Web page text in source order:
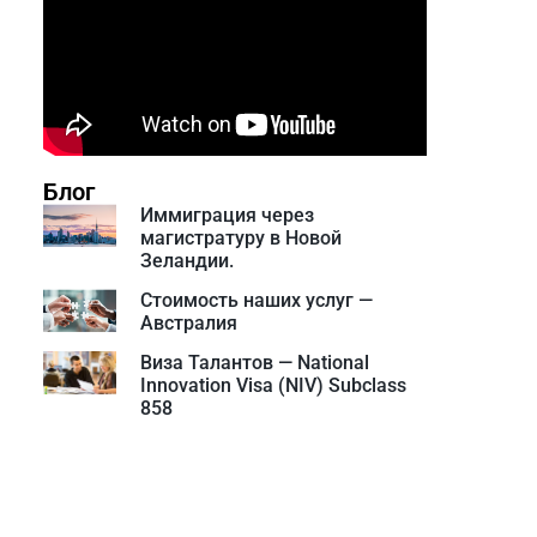
Блог
Иммиграция через
магистратуру в Новой
Зеландии.
Стоимость наших услуг —
Австралия
Виза Талантов — National
Innovation Visa (NIV) Subclass
858